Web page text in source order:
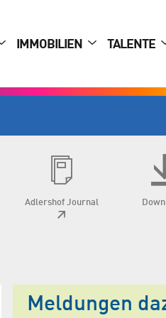
IMMOBILIEN TALENTE
Adlershof Journal
Meldungen